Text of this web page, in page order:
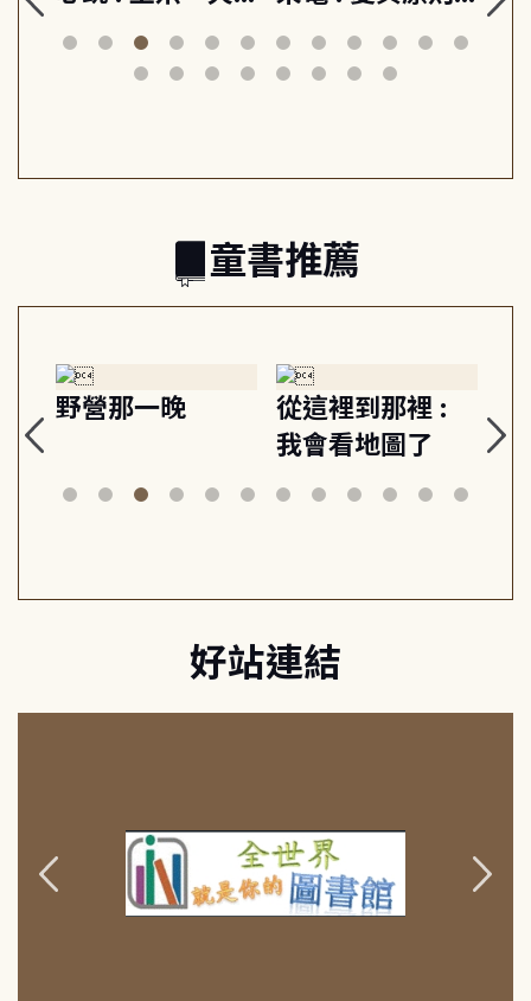
山與信仰, 外交官
筆下的現代馬雅
建立教養的安定
節奏 22個行動練
童書推薦
野營那一晚
從這裡到那裡 :
我會看地圖了
美
好站連結